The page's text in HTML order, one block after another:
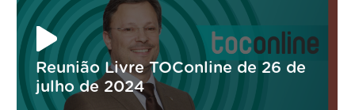
Reunião Livre TOConline de 26 de
julho de 2024